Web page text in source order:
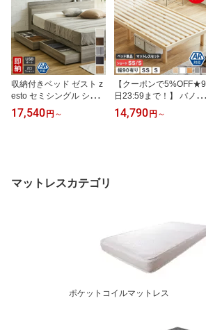
収納付きベッド ゼスト z
esto セミシングル シン
グル セミダブル ダブル
クイーン キング すのこ
き出し収納付きベッド U
SBポート コンセント
17,540円 ～
【クーポンで5%OFF★9
日23:59まで！】 バノン
すのこベッド ベッドフレ
ーム マットレス付き セ
14,790円 ～
マットレスカテゴリ
ポケットコイルマットレス